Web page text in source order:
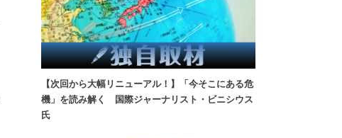
【次回から大幅リニューアル！】「今そこにある危
機」を読み解く 国際ジャーナリスト・ビニシウス
氏